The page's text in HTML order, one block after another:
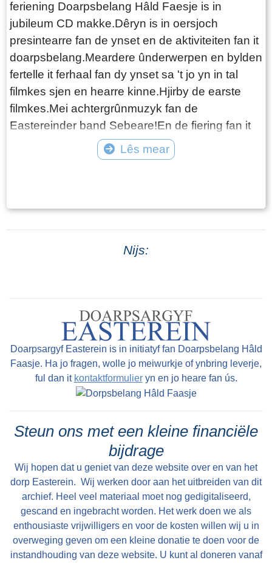
feriening Doarpsbelang Hâld Faesje is in
jubileum CD makke.Dêryn is in oersjoch
presintearre fan de ynset en de aktiviteiten fan it
doarpsbelang.Meardere ûnderwerpen en bylden
fertelle it ferhaal fan dy ynset sa 't jo yn in tal
filmkes sjen en hearre kinne.Hjirby de earste
filmkes.Mei achtergrûnmuzyk fan de
Eastereinder band Sebeare!En de fiering fan it
jubileum yn de Martini tsjerke, mei bylden fan it
Lês mear
Nijs:
Doarpsargyf Easterein is in initiatyf fan Doarpsbelang Hâld
Faasje. Ha jo fragen, wolle jo meiwurkje of ynbring leverje,
ful dan it kontaktformulieryn en jo heare fan ús.
Steun ons met een kleine financiële
bijdrage
Wij hopen dat u geniet van deze website over en van het
dorp Easterein. Wij werken door aan het uitbreiden van dit
archief. Heel veel materiaal moet nog gedigitaliseerd,
gescand en ingebracht worden. Het werk doen we als
enthousiaste vrijwilligers en voor de kosten willen wij u in
overweging geven om een kleine donatie te doen voor de
instandhouding van deze website. U kunt al doneren vanaf